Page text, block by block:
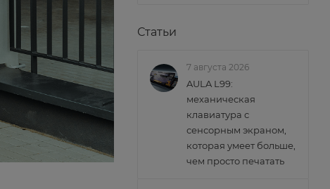
Статьи
7 августа 2026
AULA L99:
механическая
клавиатура с
сенсорным экраном,
которая умеет больше,
чем просто печатать